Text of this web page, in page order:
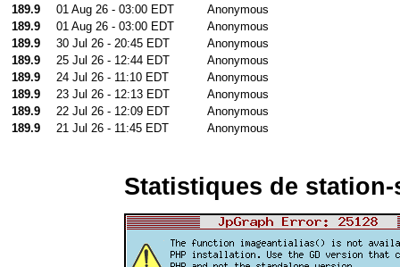
189.9
01 Aug 26 - 03:00 EDT
Anonymous
189.9
01 Aug 26 - 03:00 EDT
Anonymous
189.9
30 Jul 26 - 20:45 EDT
Anonymous
189.9
25 Jul 26 - 12:44 EDT
Anonymous
189.9
24 Jul 26 - 11:10 EDT
Anonymous
189.9
23 Jul 26 - 12:13 EDT
Anonymous
189.9
22 Jul 26 - 12:09 EDT
Anonymous
189.9
21 Jul 26 - 11:45 EDT Anonymous
Statistiques de station-